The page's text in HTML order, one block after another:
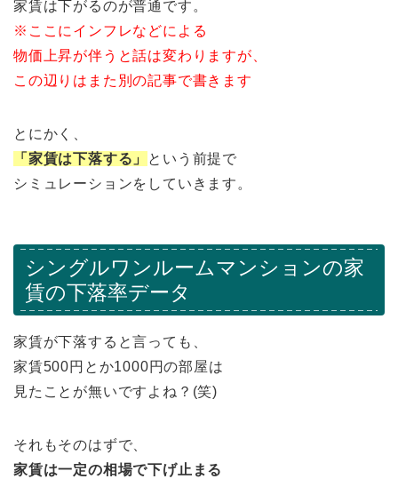
家賃は下がるのが普通です。
※ここにインフレなどによる
物価上昇が伴うと話は変わりますが、
この辺りはまた別の記事で書きます
とにかく、
「家賃は下落する」
という前提で
シミュレーションをしていきます。
シングルワンルームマンションの家
賃の下落率データ
家賃が下落すると言っても、
家賃500円とか1000円の部屋は
見たことが無いですよね？(笑)
それもそのはずで、
家賃は一定の相場で下げ止まる